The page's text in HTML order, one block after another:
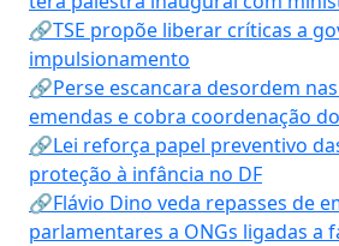
🔗TSE propõe liberar críticas a
impulsionamento
🔗Perse escancara desordem
emendas e cobra coordenação
🔗Lei reforça papel preventivo
proteção à infância no DF
🔗Flávio Dino veda repasses de
parlamentares a ONGs ligadas a